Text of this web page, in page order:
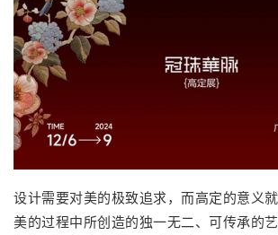
设计需要对美的极致追求，而高定的意义
美的过程中所创造的独一无二、可传承的